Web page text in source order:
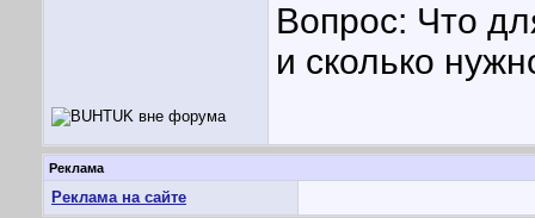
Вопрос: Что
и сколько
Реклама
Реклама на сайте